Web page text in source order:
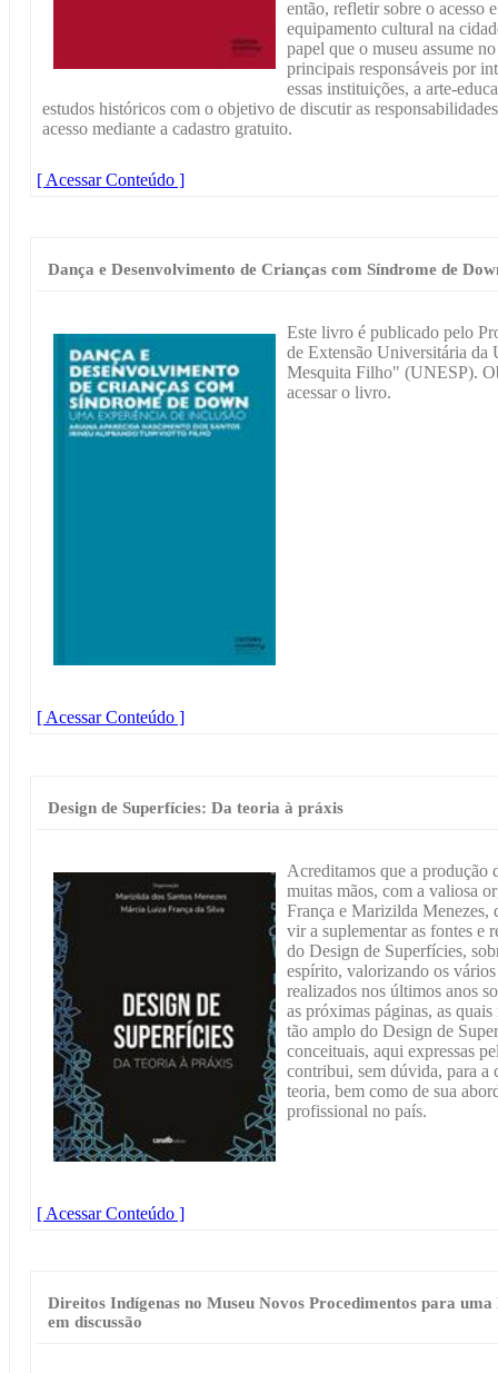
então, refletir sobre o acesso
equipamento cultural na
papel que o museu assume
principais responsáveis por
essas instituições, a arte-
estudos históricos com o objetivo de discutir as
acesso mediante a cadastro gratuito.
[ Acessar Conteúdo ]
Dança e Desenvolvimento de Crianças com Síndrome de
Este livro é publicado pelo
de Extensão Universitária da
Mesquita Filho" (UNESP).
acessar o livro.
[ Acessar Conteúdo ]
Design de Superfícies: Da teoria à práxis
Acreditamos que a produção
muitas mãos, com a valiosa
França e Marizilda Menezes,
vir a suplementar as fontes e
do Design de Superfícies,
espírito, valorizando os
realizados nos últimos anos
as próximas páginas, as
tão amplo do Design de
conceituais, aqui expressas
contribui, sem dúvida, para a
teoria, bem como de sua
profissional no país.
[ Acessar Conteúdo ]
Direitos Indígenas no Museu Novos Procedimentos para
em discussão